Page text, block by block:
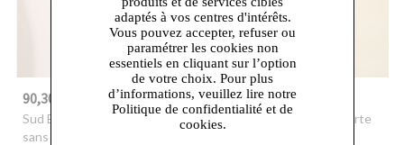
90,30 € 129,00 €
Sud Express
- Pull ample
sans manches à col rond
136,50 € -30%
Sud Express - Jupe courte
adaptés à vos centres d'intérêts.
Vous pouvez accepter, refuser ou
paramétrer les cookies non
essentiels en cliquant sur l’option
de votre choix. Pour plus
d’informations, veuillez lire notre
Politique de confidentialité et de
cookies.